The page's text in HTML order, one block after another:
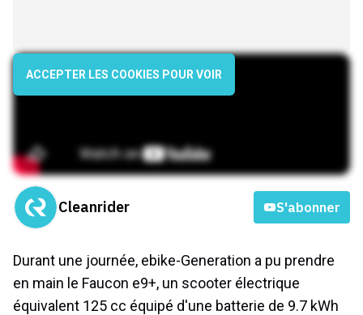
ACCEPTER LES COOKIES POUR VOIR
Cleanrider S'abonner
Durant une journée, ebike-Generation a pu prendre
en main le Faucon e9+, un scooter électrique
équivalent 125 cc équipé d'une batterie de 9.7 kWh